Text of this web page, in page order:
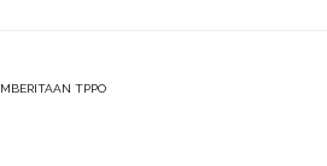
TPPO